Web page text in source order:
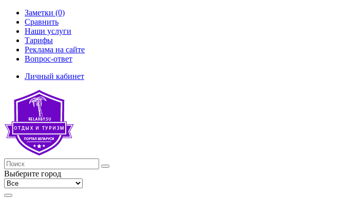
Заметки (0)
Сравнить
Наши услуги
Тарифы
Реклама на сайте
Вопрос-ответ
Личный кабинет
Выберите город